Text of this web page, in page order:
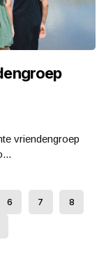
vriendengroep
6 7 8